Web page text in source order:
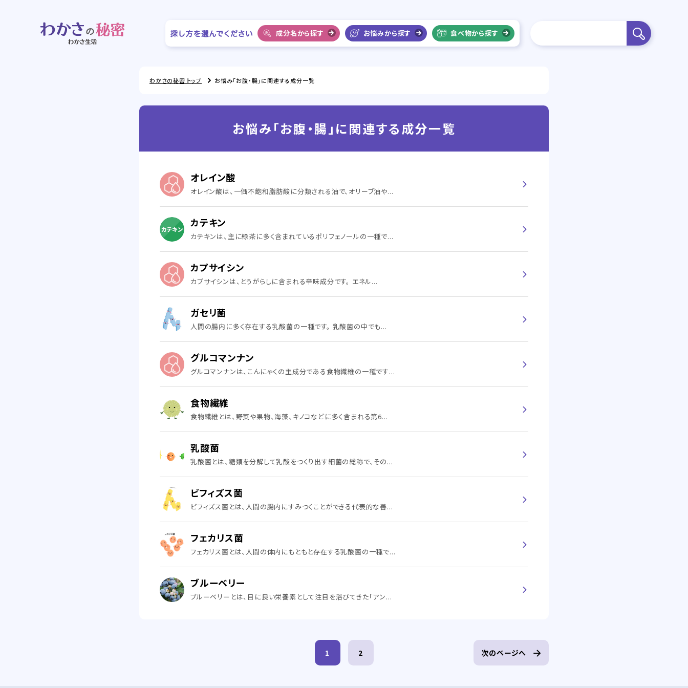
成分名から探す お悩みから探す 食べ物から探す
わかさの秘密 トップ お悩み「お腹・腸」に関連する成分一覧
お悩み「お腹・腸」に関連する成分一覧
オレイン酸
オレイン酸は、一価不飽和脂肪酸に分類される油で、オリーブ油や...
カテキン
カテキンは、主に緑茶に多く含まれているポリフェノールの一種で...
カプサイシン
カプサイシンは、とうがらしに含まれる辛味成分です。 エネル...
ガセリ菌
人間の腸内に多く存在する乳酸菌の一種です。 乳酸菌の中でも...
グルコマンナン
グルコマンナンは、こんにゃくの主成分である食物繊維の一種です...
食物繊維
食物繊維とは、野菜や果物、海藻、キノコなどに多く含まれる第6...
乳酸菌
乳酸菌とは、糖類を分解して乳酸をつくり出す細菌の総称で、その...
ビフィズス菌
ビフィズス菌とは、人間の腸内にすみつくことができる代表的な善...
フェカリス菌
フェカリス菌とは、人間の体内にもともと存在する乳酸菌の一種で...
ブルーベリー
ブルーベリーとは、目に良い栄養素として注目を浴びてきた「アン...
1 2 次のページへ